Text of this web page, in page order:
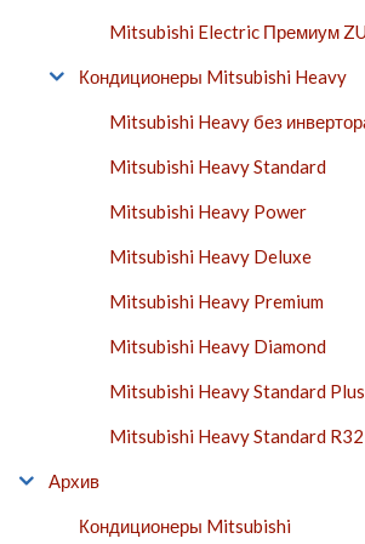
Mitsubishi Electric Премиум
Кондиционеры Mitsubishi Heavy
Mitsubishi Heavy без
Mitsubishi Heavy Standard
Mitsubishi Heavy Power
Mitsubishi Heavy Deluxe
Mitsubishi Heavy Premium
Mitsubishi Heavy Diamond
Mitsubishi Heavy Standard Plus
Mitsubishi Heavy Standard R32
Архив
Кондиционеры Mitsubishi